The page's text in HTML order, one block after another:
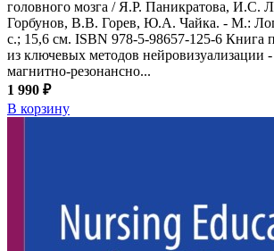
головного мозга / Я.Р. Паникратова, И.С.
Горбунов, В.В. Горев, Ю.А. Чайка. - М.:
с.; 15,6 см. ISBN 978-5-98657-125-6 Книга
из ключевых методов нейровизуализации
магнитно-резонансно...
1 990 ₽
В корзину